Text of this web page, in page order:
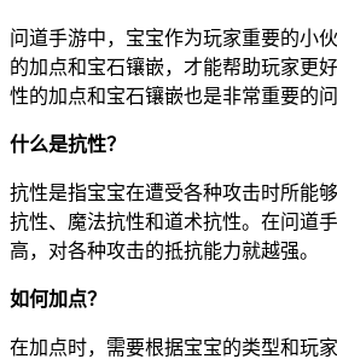
问道手游中，宝宝作为玩家重要的小
的加点和宝石镶嵌，才能帮助玩家更
性的加点和宝石镶嵌也是非常重要的问
什么是抗性？
抗性是指宝宝在遭受各种攻击时所能
抗性、魔法抗性和道术抗性。在问道
高，对各种攻击的抵抗能力就越强。
如何加点？
在加点时，需要根据宝宝的类型和玩